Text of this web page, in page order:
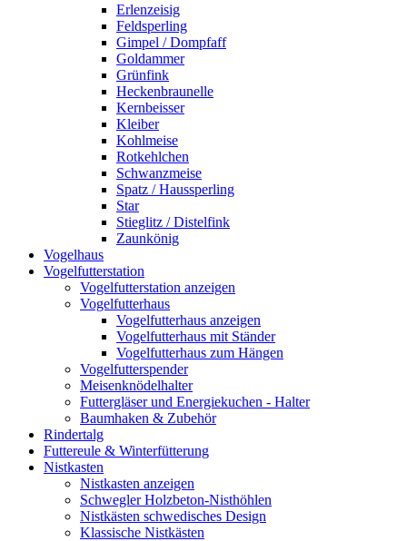
Erlenzeisig
Feldsperling
Gimpel / Dompfaff
Goldammer
Grünfink
Heckenbraunelle
Kernbeisser
Kleiber
Kohlmeise
Rotkehlchen
Schwanzmeise
Spatz / Haussperling
Star
Stieglitz / Distelfink
Zaunkönig
Vogelhaus
Vogelfutterstation
Vogelfutterstation anzeigen
Vogelfutterhaus
Vogelfutterhaus anzeigen
Vogelfutterhaus mit Ständer
Vogelfutterhaus zum Hängen
Vogelfutterspender
Meisenknödelhalter
Futtergläser und Energiekuchen - Halter
Baumhaken & Zubehör
Rindertalg
Futtereule & Winterfütterung
Nistkasten
Nistkasten anzeigen
Schwegler Holzbeton-Nisthöhlen
Nistkästen schwedisches Design
Klassische Nistkästen